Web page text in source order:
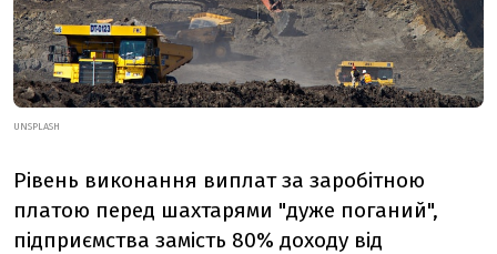
UNSPLASH
Рівень виконання виплат за заробітною
платою перед шахтарями "дуже поганий",
підприємства замість 80% доходу від